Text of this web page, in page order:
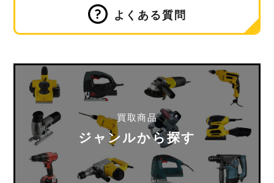
よくある質問
買取商品
ジャンルから探す